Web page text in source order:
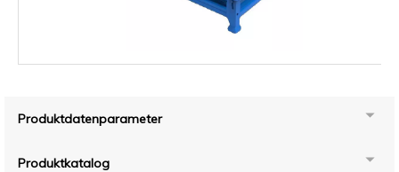
Produktdatenparameter
Produktkatalog